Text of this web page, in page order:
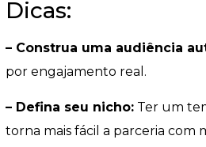
Dicas:
– Construa uma audiência
por engajamento real.
– Defina seu nicho: Ter um
torna mais fácil a parceria com